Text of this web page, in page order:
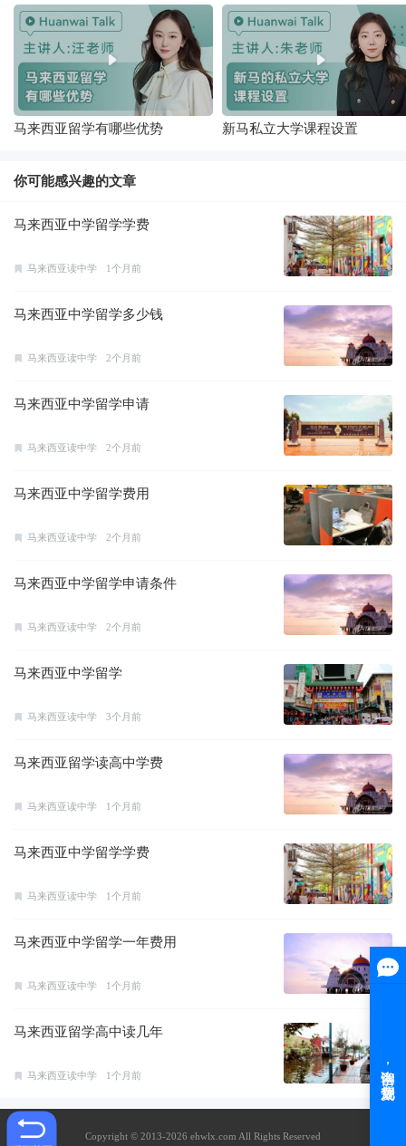
马来西亚留学有哪些优势 新马私立大学课程设置
你可能感兴趣的文章
马来西亚中学留学学费
马来西亚读中学 1个月前
马来西亚中学留学多少钱
马来西亚读中学 2个月前
马来西亚中学留学申请
马来西亚读中学 2个月前
马来西亚中学留学费用
马来西亚读中学 2个月前
马来西亚中学留学申请条件
马来西亚读中学 2个月前
马来西亚中学留学
马来西亚读中学 3个月前
马来西亚留学读高中学费
马来西亚读中学 1个月前
马来西亚中学留学学费
马来西亚读中学 1个月前
马来西亚中学留学一年费用
马来西亚读中学 1个月前
马来西亚留学高中读几年
马来西亚读中学 1个月前
Copyright © 2013-2026 ehwlx.com All Rights Reserved